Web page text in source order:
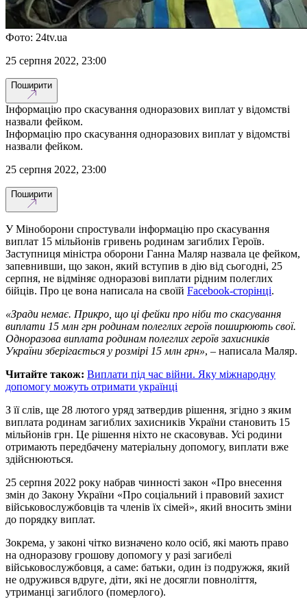
Фото: 24tv.ua
25 серпня 2022, 23:00
Поширити
Інформацію про скасування одноразових виплат у відомстві
назвали фейком.
Інформацію про скасування одноразових виплат у відомстві
назвали фейком.
25 серпня 2022, 23:00
Поширити
У Міноборони спростували інформацію про скасування
виплат 15 мільйонів гривень родинам загиблих Героїв.
Заступниця міністра оборони Ганна Маляр назвала це фейком,
запевнивши, що закон, який вступив в дію від сьогодні, 25
серпня, не відміняє одноразові виплати рідним полеглих
бійців. Про це вона написала на своїй Facebook-сторінці.
«Зради немає. Прикро, що ці фейки про ніби то скасування
виплати 15 млн грн родинам полеглих героїв поширюють свої.
Одноразова виплата родинам полеглих героїв захисників
України зберігається у розмірі 15 млн грн», – написала Маляр.
Читайте також: Виплати під час війни. Яку міжнародну
допомогу можуть отримати українці
З її слів, ще 28 лютого уряд затвердив рішення, згідно з яким
виплата родинам загиблих захисників України становить 15
мільйонів грн. Це рішення ніхто не скасовував. Усі родини
отримають передбачену матеріальну допомогу, виплати вже
здійснюються.
25 серпня 2022 року набрав чинності закон «Про внесення
змін до Закону України «Про соціальний і правовий захист
військовослужбовців та членів їх сімей», який вносить зміни
до порядку виплат.
Зокрема, у законі чітко визначено коло осіб, які мають право
на одноразову грошову допомогу у разі загибелі
військовослужбовця, а саме: батьки, один із подружжя, який
не одружився вдруге, діти, які не досягли повноліття,
утриманці загиблого (померлого).